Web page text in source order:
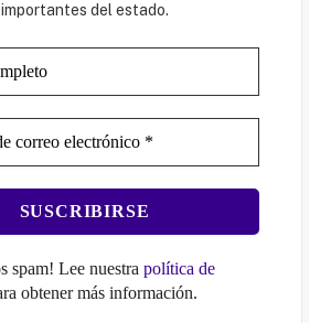
importantes del estado.
spam! Lee nuestra política de
obtener más información.